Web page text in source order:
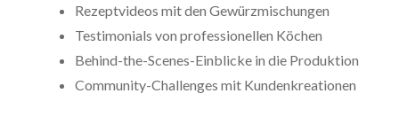
Rezeptvideos mit den Gewürzmischungen
Testimonials von professionellen Köchen
Behind-the-Scenes-Einblicke in die Produktion
Community-Challenges mit Kundenkreationen